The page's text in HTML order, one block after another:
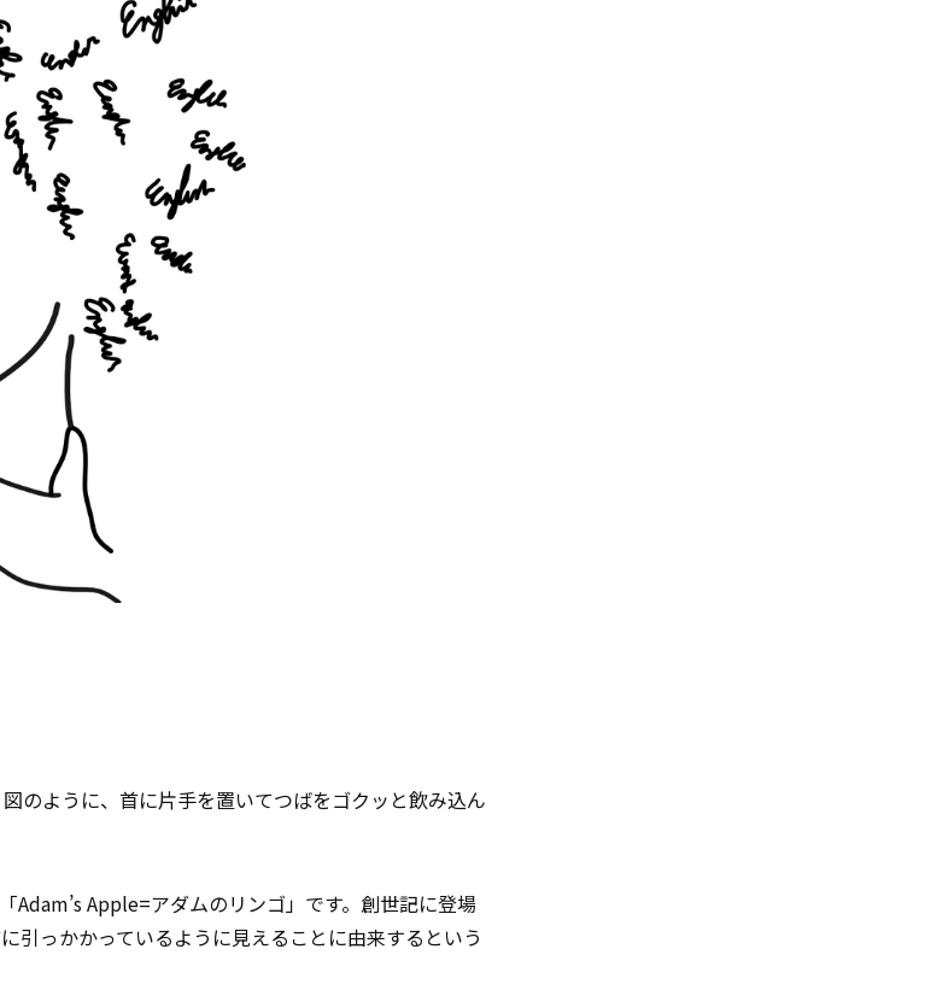
のように、首に片手を置いてつばをゴクッと飲み込ん
Adam’s Apple=アダムのリンゴ」です。創世記に登場
引っかかっているように見えることに由来するという